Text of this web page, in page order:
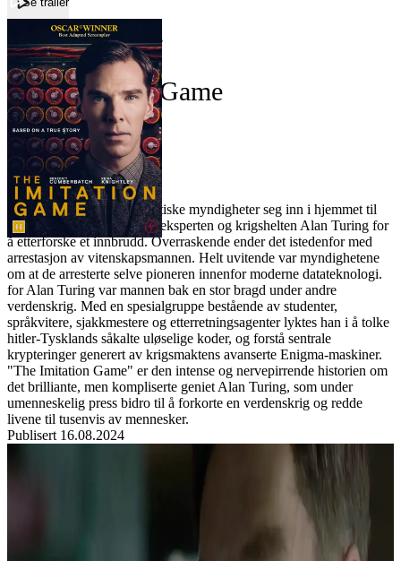
ForsideThe Imitation Game
The Imitation Game
Film
Forfatter:
Leverandør:
Norgesfilm AS
Lisens:
En vinterdag i 1952 tok britiske myndigheter seg inn i hjemmet til
matematikeren, krypteringseksperten og krigshelten Alan Turing for
å etterforske et innbrudd. Overraskende ender det istedenfor med
arrestasjon av vitenskapsmannen. Helt uvitende var myndighetene
om at de arresterte selve pioneren innenfor moderne datateknologi.
for Alan Turing var mannen bak en stor bragd under andre
verdenskrig. Med en spesialgruppe bestående av studenter,
språkvitere, sjakkmestere og etterretningsagenter lyktes han i å tolke
hitler-Tysklands såkalte uløselige koder, og forstå sentrale
krypteringer generert av krigsmaktens avanserte Enigma-maskiner.
"The Imitation Game" er den intense og nervepirrende historien om
det brilliante, men kompliserte geniet Alan Turing, som under
umenneskelig press bidro til å forkorte en verdenskrig og redde
livene til tusenvis av mennesker.
Publisert 16.08.2024